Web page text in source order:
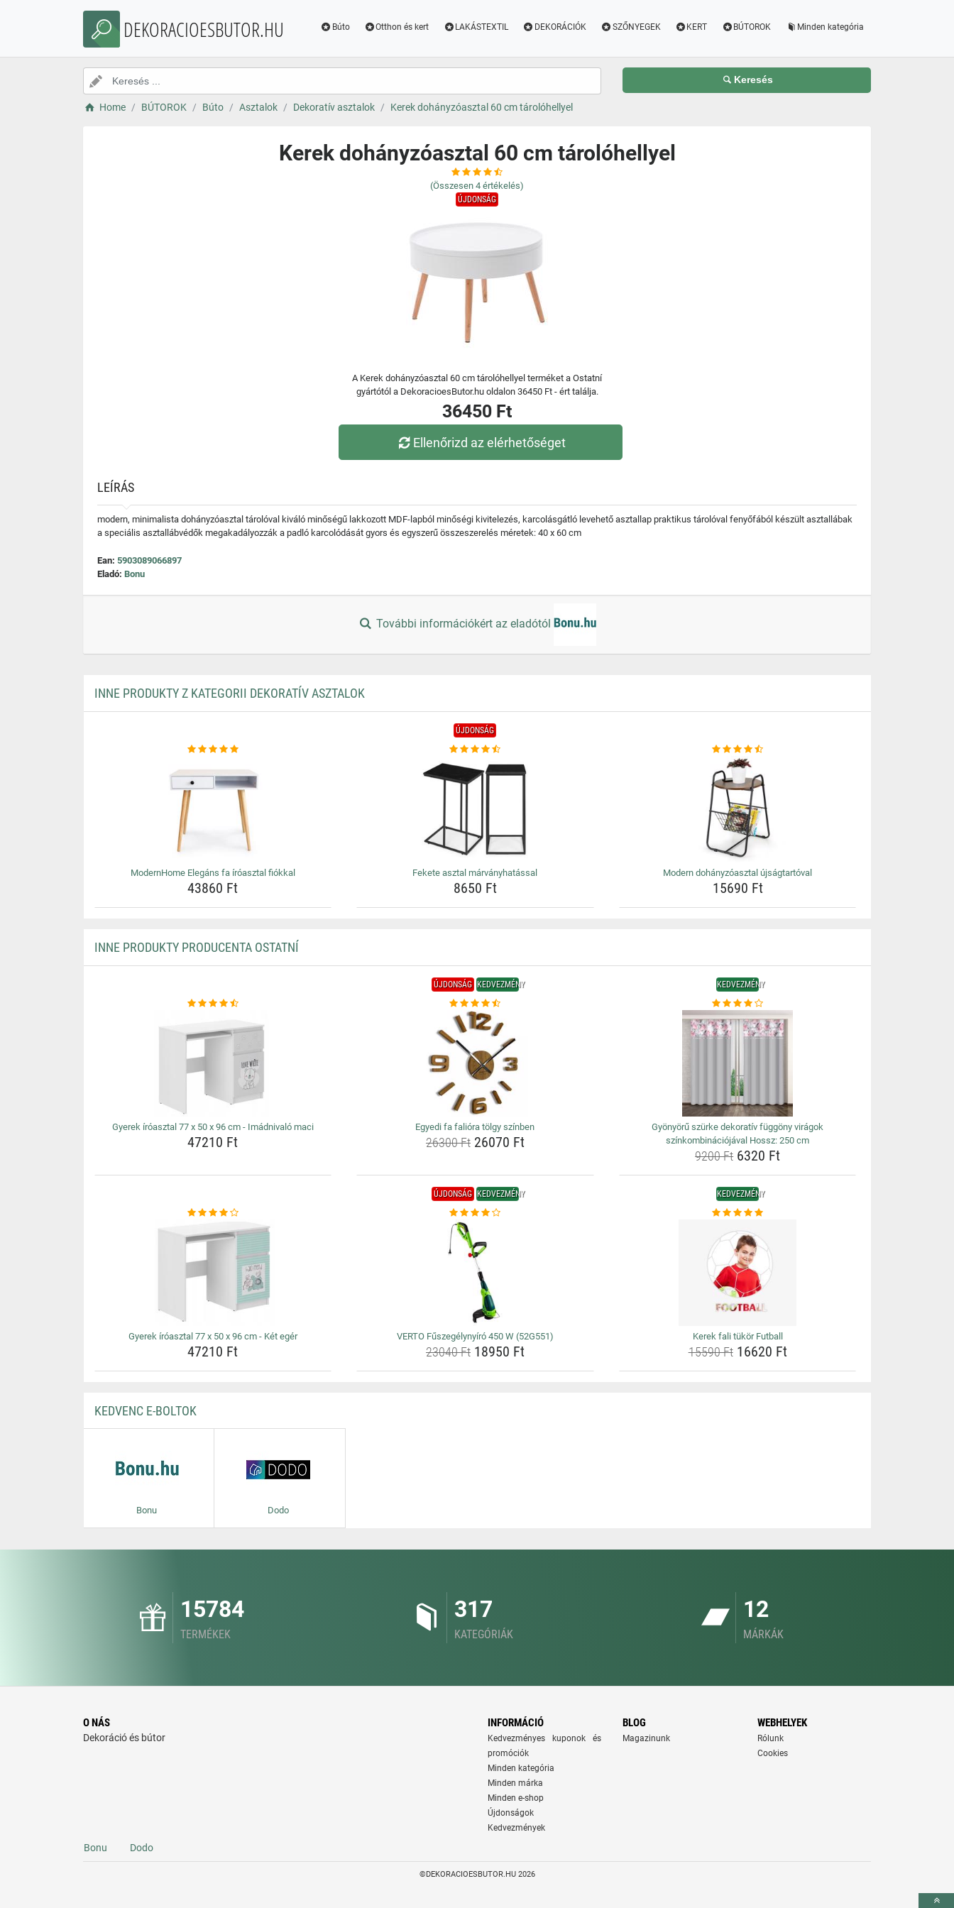
DEKORACIOESBUTOR.HU Búto Otthon és kert LAKÁSTEXTIL DEKORÁCIÓK SZŐNYEGEK KERT BÚTOROK Minden kategória
Keresés
Home BÚTOROK Búto Asztalok Dekoratív asztalok Kerek dohányzóasztal 60 cm tárolóhellyel
Kerek dohányzóasztal 60 cm tárolóhellyel
(Összesen 4 értékelés)
ÚJDONSÁG
A Kerek dohányzóasztal 60 cm tárolóhellyel terméket a Ostatní
gyártótól a DekoracioesButor.hu oldalon 36450 Ft - ért találja.
36450 Ft
Ellenőrizd az elérhetőséget
LEÍRÁS
modern, minimalista dohányzóasztal tárolóval kiváló minőségű lakkozott MDF-lapból minőségi kivitelezés, karcolásgátló levehető asztallap praktikus tárolóval fenyőfából készült asztallábak
a speciális asztallábvédők megakadályozzák a padló karcolódását gyors és egyszerű összeszerelés méretek: 40 x 60 cm
Ean: 5903089066897
Eladó: Bonu
További információkért az eladótól
INNE PRODUKTY Z KATEGORII DEKORATÍV ASZTALOK
ModernHome Elegáns fa íróasztal fiókkal
43860 Ft
ÚJDONSÁG
Fekete asztal márványhatással
8650 Ft
Modern dohányzóasztal újságtartóval
15690 Ft
INNE PRODUKTY PRODUCENTA OSTATNÍ
Gyerek íróasztal 77 x 50 x 96 cm - Imádnivaló maci
47210 Ft
ÚJDONSÁG KEDVEZMÉNY
Egyedi fa falióra tölgy színben
26300 Ft26070 Ft
KEDVEZMÉNY
Gyönyörű szürke dekoratív függöny virágok
színkombinációjával Hossz: 250 cm
9200 Ft 6320 Ft
Gyerek íróasztal 77 x 50 x 96 cm - Két egér
47210 Ft
ÚJDONSÁG KEDVEZMÉNY
VERTO Fűszegélynyíró 450 W (52G551)
23040 Ft18950 Ft
KEDVEZMÉNY
Kerek fali tükör Futball
15590 Ft16620 Ft
KEDVENC E-BOLTOK
Bonu Dodo
15784
TERMÉKEK
317
KATEGÓRIÁK
12
MÁRKÁK
O NÁS
Dekoráció és bútor
INFORMÁCIÓ
Kedvezményes kuponok és
promóciók
Minden kategória
Minden márka
Minden e-shop
Újdonságok
Kedvezmények
BLOG
Magazinunk
WEBHELYEK
Rólunk
Cookies
Bonu Dodo
©DEKORACIOESBUTOR.HU 2026